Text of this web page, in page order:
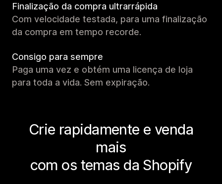
Finalização da compra ultrarrápida
Com velocidade testada, para uma finalização
da compra em tempo recorde.
Consigo para sempre
Paga uma vez e obtém uma licença de loja
para toda a vida. Sem expiração.
Crie rapidamente e venda
mais
com os temas da Shopify